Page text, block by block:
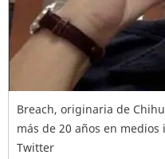
Breach, originaria de
más de 20 años en
Twitter